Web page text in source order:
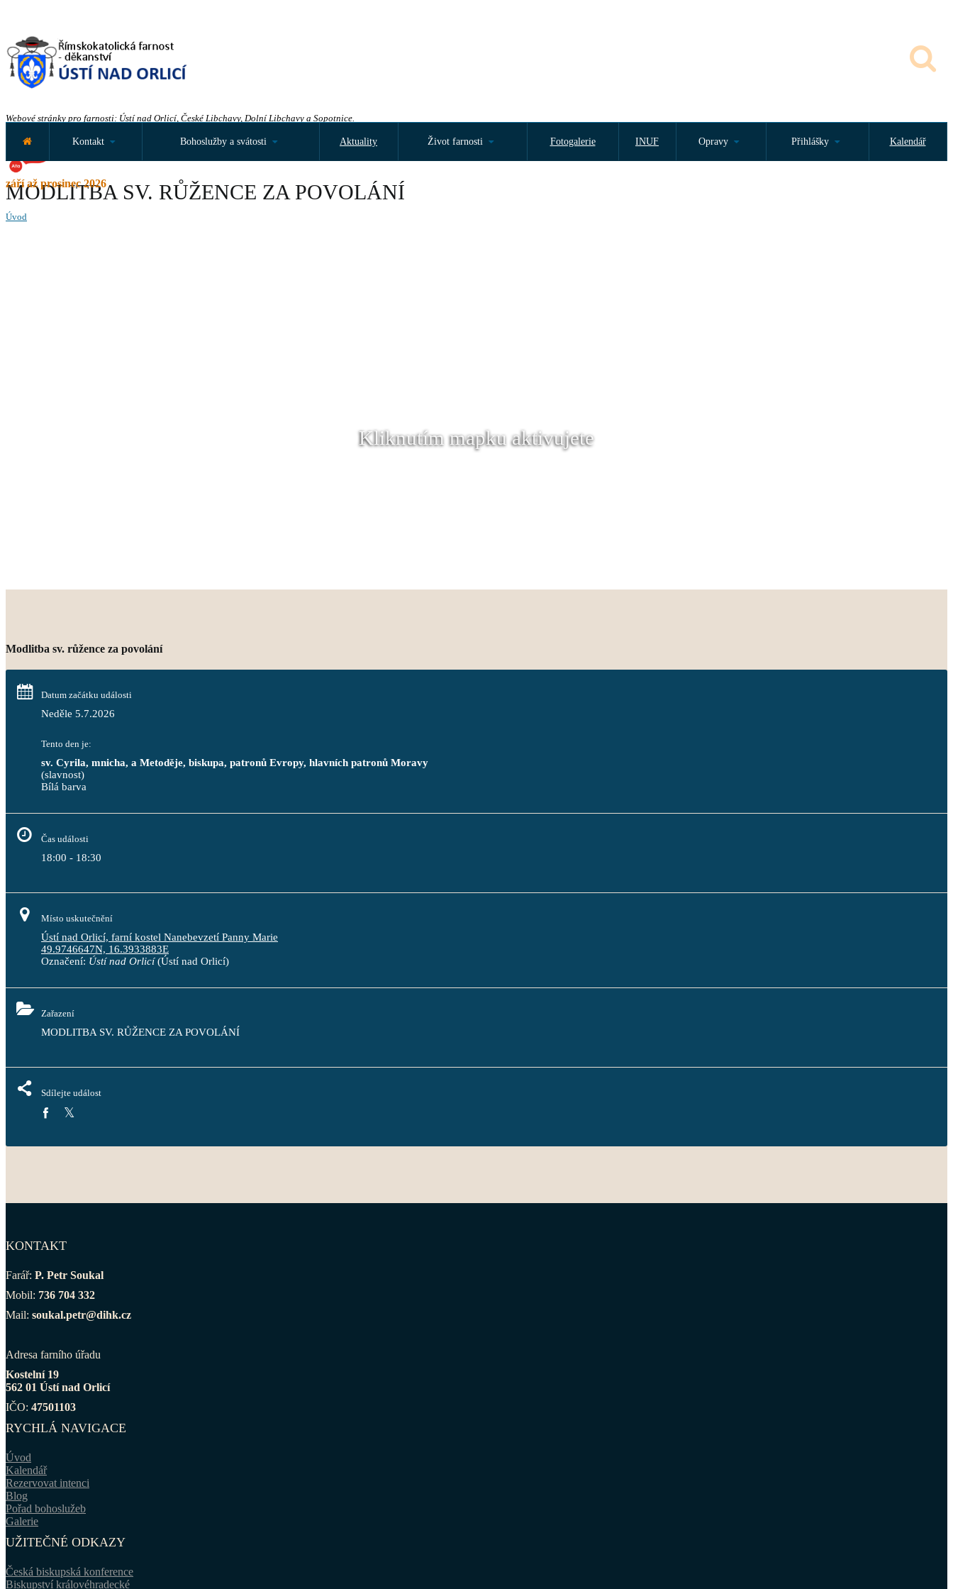
Webové stránky pro farnosti: Ústí nad Orlicí, České Libchavy, Dolní Libchavy a Sopotnice.
září až prosinec 2026
Kontakt Bohoslužby a svátosti Aktuality Život farnosti Fotogalerie INUF Opravy Přihlášky Kalendář
MODLITBA SV. RŮŽENCE ZA POVOLÁNÍ
Úvod
Kliknutím mapku aktivujete
Modlitba sv. růžence za povolání
Datum začátku události
Neděle 5.7.2026
Tento den je:
sv. Cyrila, mnicha, a Metoděje, biskupa, patronů Evropy, hlavních patronů Moravy
(slavnost)
Bílá barva
Čas události
18:00 - 18:30
Místo uskutečnění
Ústí nad Orlicí, farní kostel Nanebevzetí Panny Marie
49.9746647N, 16.3933883E
Označení: Ústí nad Orlicí(Ústí nad Orlicí)
Zařazení
MODLITBA SV. RŮŽENCE ZA POVOLÁNÍ
Sdílejte událost
KONTAKT
Farář: P. Petr Soukal
Mobil: 736 704 332
Mail: soukal.petr@dihk.cz
Adresa farního úřadu
Kostelní 19
562 01 Ústí nad Orlicí
IČO: 47501103
RYCHLÁ NAVIGACE
Úvod
Kalendář
Rezervovat intenci
Blog
Pořad bohoslužeb
Galerie
UŽITEČNÉ ODKAZY
Česká biskupská konference
Biskupství královéhradecké